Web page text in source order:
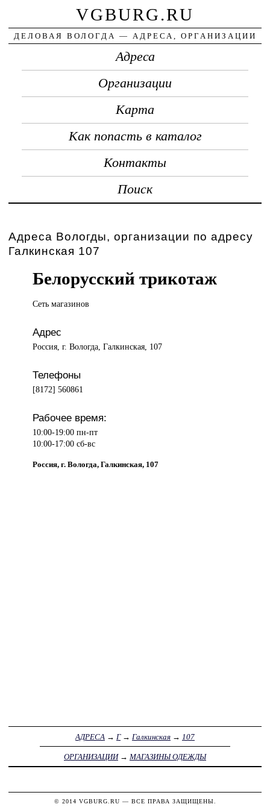
VGBURG.RU
ДЕЛОВАЯ ВОЛОГДА — АДРЕСА, ОРГАНИЗАЦИИ
Адреса
Организации
Карта
Как попасть в каталог
Контакты
Поиск
Адреса Вологды, организации по адресу
Галкинская 107
Белорусский трикотаж
Сеть магазинов
Адрес
Россия, г. Вологда, Галкинская, 107
Телефоны
[8172] 560861
Рабочее время:
10:00-19:00 пн-пт
10:00-17:00 сб-вс
Россия, г. Вологда, Галкинская, 107
АДРЕСА → Г→ Галкинская → 107
ОРГАНИЗАЦИИ→ МАГАЗИНЫ ОДЕЖДЫ
© 2014 VGBURG.RU — ВСЕ ПРАВА ЗАЩИЩЕНЫ.